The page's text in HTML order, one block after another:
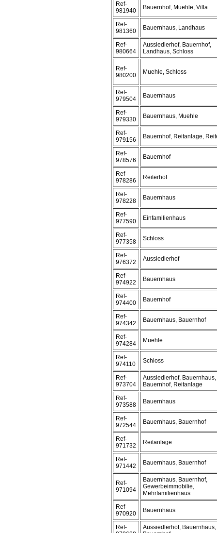
Ref-
981940
Bauernhof, Muehle, Villa
Ref-
981360
Bauernhaus, Landhaus
Ref-
980664
Aussiedlerhof, Bauernhof,
Landhaus, Schloss
Ref-
980200
Muehle, Schloss
Ref-
979504
Bauernhaus
Ref-
979330
Bauernhaus, Muehle
Ref-
979156
Bauernhof, Reitanlage,
Ref-
978576
Bauernhof
Ref-
978286
Reiterhof
Ref-
978228
Bauernhaus
Ref-
977590
Einfamilienhaus
Ref-
977358
Schloss
Ref-
976372
Aussiedlerhof
Ref-
974922
Bauernhaus
Ref-
974400
Bauernhof
Ref-
974342
Bauernhaus, Bauernhof
Ref-
974284
Muehle
Ref-
974110
Schloss
Ref-
973704
Aussiedlerhof, Bauernhaus,
Bauernhof, Reitanlage
Ref-
973588
Bauernhaus
Ref-
972544
Bauernhaus, Bauernhof
Ref-
971732
Reitanlage
Ref-
971442
Bauernhaus, Bauernhof
Ref-
971094
Bauernhaus, Bauernhof,
Gewerbeimmobilie,
Mehrfamilienhaus
Ref-
970920
Bauernhaus
Ref-
Aussiedlerhof, Bauernhaus,